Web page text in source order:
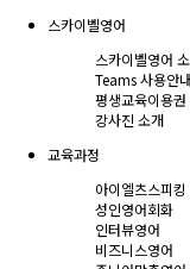
스카이벨영어
스카이벨영어
Teams 사용안내
평생교육이용권
강사진 소개
교육과정
아이엘츠스피킹
성인영어회화
인터뷰영어
비즈니스영어